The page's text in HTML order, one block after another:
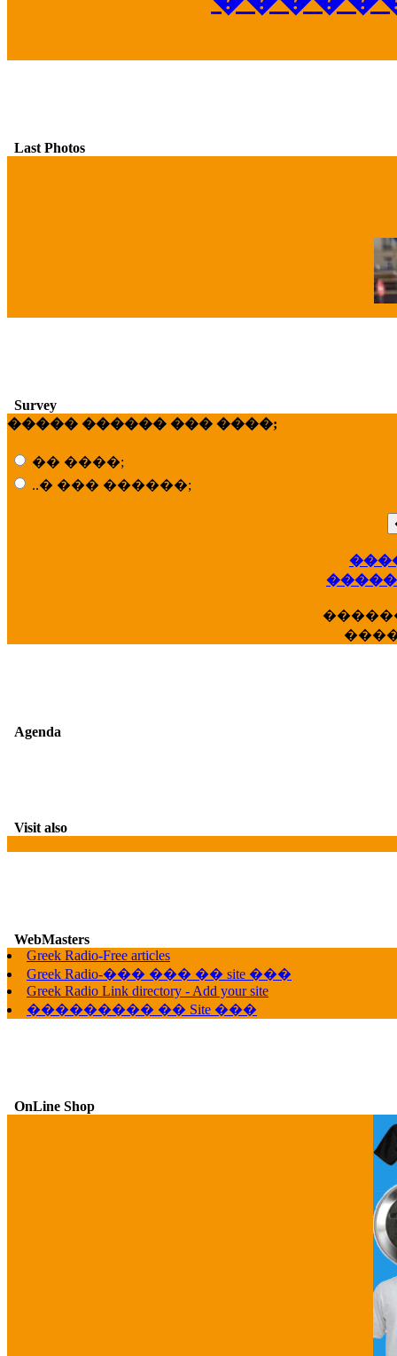
Last Photos
Survey
����� ������ ��� ����;
�� ����;
..� ��� ������;
Agenda
Visit also
WebMasters
Greek Radio-Free articles
Greek Radio-��� ��� �� site ���
Greek Radio Link directory - Add your site
��������� �� Site ���
OnLine Shop